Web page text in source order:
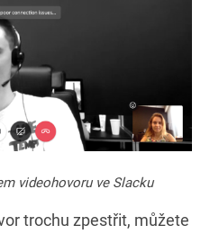
videohovoru ve Slacku
trochu zpestřit, můžete